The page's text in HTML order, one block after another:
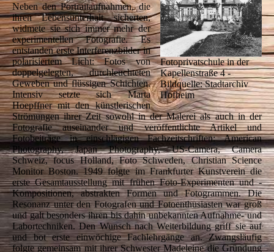
Fotoprivatschule in der
Kapellenstraße 4 -
Bildquelle: Stadtarchiv
Hofheim
Neben den Portraitaufnahmen, die
ihren Lebensunterhalt sicherten,
widmete sie sich immer mehr der
experimentellen Fotografie. Es
entstanden erste Interferenzbilder in
polarisiertem Licht: Fotos von
doppelgelegten, durchleuchteten
Geweben und flüssigen Schichten.
Intensiv setzte sich Marta
Hoepffner mit den künstlerischen
Strömungen ihrer Zeit sowohl in der Malerei als auch in der
Fotografie auseinander und veröffentlichte Artikel und
Fotobeiträge in einschlägigen Fachzeitschriften: American
Photography, Japan Photography, US-Camera, Camera
Schweiz, focus Holland, Foto Schweden, Christian Science
Monitor Boston. 1949 folgte im Frankfurter Kunstverein die
erste Gesamtausstellung mit frühen Foto-Experimenten und -
Kompositionen, abstrakten Formen und Fotogrammen. Die
Resonanz unter den Fotografen und Fotoenthusiasten war groß
und galt besonders ihren bis dahin unbekannten Aufnahme- und
Labortechniken. Den Wunsch nach Weiterbildung griff sie auf
und bot erste einwöchige Fachlehrgänge an. Zwangsläufig
folgte gemeinsam mit ihrer Schwester Madeleine die Gründung